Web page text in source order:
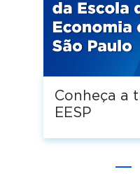
Conheça a
EESP